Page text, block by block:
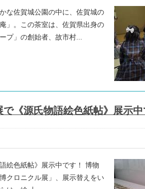
な佐賀城公園の中に、佐賀城の
」。この茶室は、佐賀県出身の
プ」の創始者、故市村...
《源氏物語絵色紙帖》展示
絵色紙帖》展示中です！ 博物
クロニクル展」、展示替えをい